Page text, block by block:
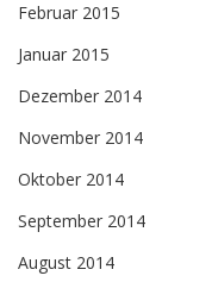
Februar 2015
Januar 2015
Dezember 2014
November 2014
Oktober 2014
September 2014
August 2014